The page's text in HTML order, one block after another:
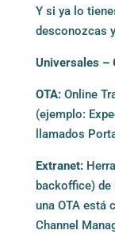
Y si ya lo
desconozcas
Universales –
OTA: Online
(ejemplo:
llamados
Extranet:
backoffice)
una OTA está
Channel